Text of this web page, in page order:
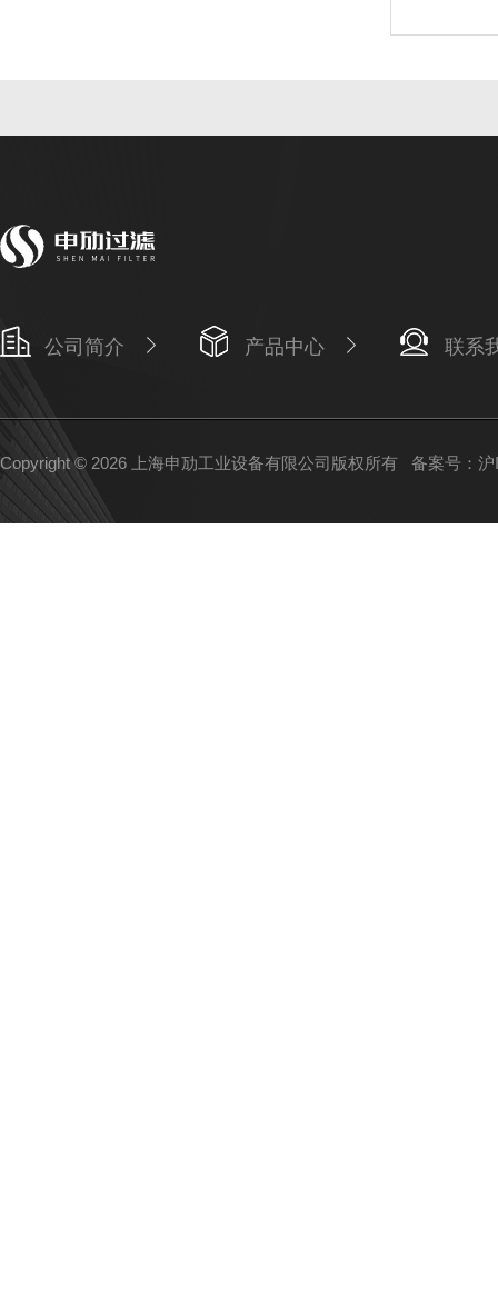
公司简介 产品中心 联系
Copyright © 2026 上海申劢工业设备有限公司版权所有 备案号：